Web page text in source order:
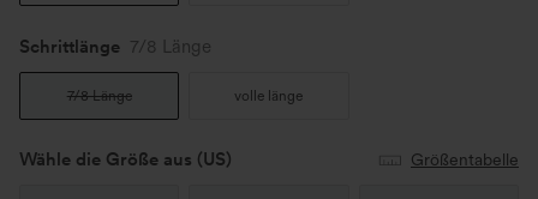
Schrittlänge️ 7/8 Länge
7/8 Länge volle länge
Wähle die Größe aus (US) Größentabelle